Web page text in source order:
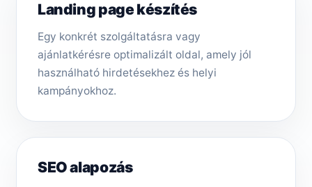
Landing page készítés
Egy konkrét szolgáltatásra vagy
ajánlatkérésre optimalizált oldal, amely jól
használható hirdetésekhez és helyi
kampányokhoz.
SEO alapozás